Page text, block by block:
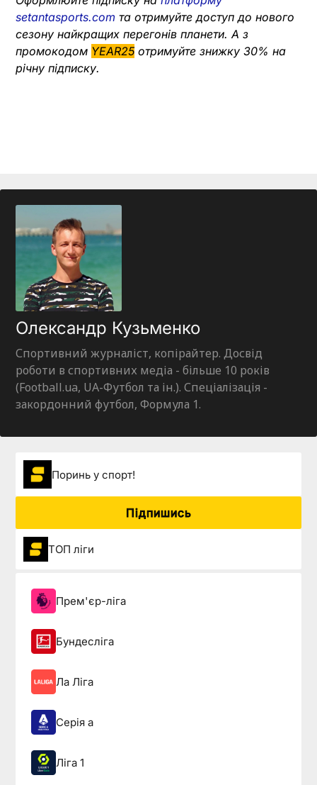
setantasports.com та отримуйте доступ до нового
сезону найкращих перегонів планети. А з
промокодом YEAR25отримуйте знижку 30% на
річну підписку.
Олександр Кузьменко
Спортивний журналіст, копірайтер. Досвід
роботи в спортивних медіа - більше 10 років
(Football.ua, UA-Футбол та ін.). Спеціалізація -
закордонний футбол, Формула 1.
Поринь у спорт!
Підпишись
ТОП ліги
Прем'єр-ліга
Бундесліга
Ла Ліга
Серія а
Ліга 1